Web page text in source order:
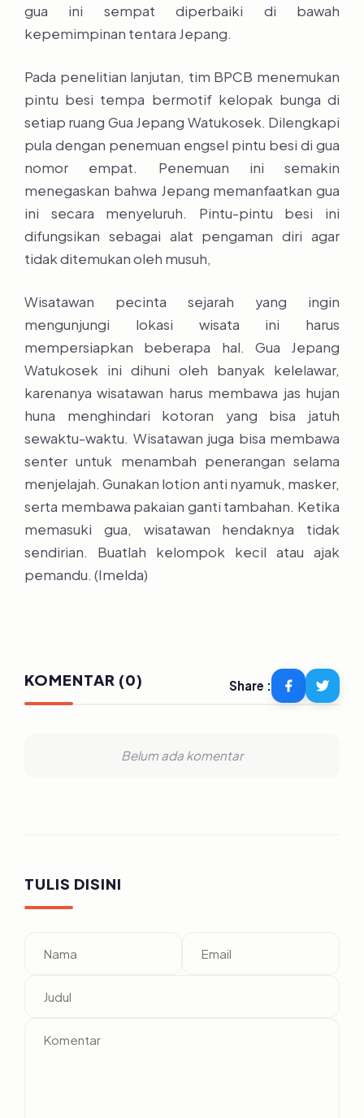
gua ini sempat diperbaiki di bawah
kepemimpinan tentara Jepang.
Pada penelitian lanjutan, tim BPCB menemukan
pintu besi tempa bermotif kelopak bunga di
setiap ruang Gua Jepang Watukosek. Dilengkapi
pula dengan penemuan engsel pintu besi di gua
nomor empat. Penemuan ini semakin
menegaskan bahwa Jepang memanfaatkan gua
ini secara menyeluruh. Pintu-pintu besi ini
difungsikan sebagai alat pengaman diri agar
tidak ditemukan oleh musuh,
Wisatawan pecinta sejarah yang ingin
mengunjungi lokasi wisata ini harus
mempersiapkan beberapa hal. Gua Jepang
Watukosek ini dihuni oleh banyak kelelawar,
karenanya wisatawan harus membawa jas hujan
huna menghindari kotoran yang bisa jatuh
sewaktu-waktu. Wisatawan juga bisa membawa
senter untuk menambah penerangan selama
menjelajah. Gunakan lotion anti nyamuk, masker,
serta membawa pakaian ganti tambahan. Ketika
memasuki gua, wisatawan hendaknya tidak
sendirian. Buatlah kelompok kecil atau ajak
pemandu. (Imelda)
KOMENTAR (0) Share :
Belum ada komentar
TULIS DISINI